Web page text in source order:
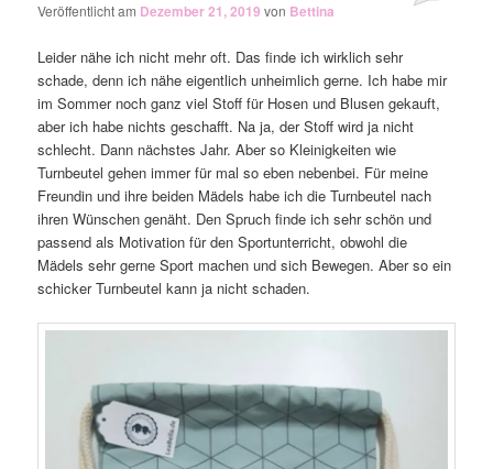
Veröffentlicht am Dezember 21, 2019 von Bettina
Leider nähe ich nicht mehr oft. Das finde ich wirklich sehr
schade, denn ich nähe eigentlich unheimlich gerne. Ich habe mir
im Sommer noch ganz viel Stoff für Hosen und Blusen gekauft,
aber ich habe nichts geschafft. Na ja, der Stoff wird ja nicht
schlecht. Dann nächstes Jahr. Aber so Kleinigkeiten wie
Turnbeutel gehen immer für mal so eben nebenbei. Für meine
Freundin und ihre beiden Mädels habe ich die Turnbeutel nach
ihren Wünschen genäht. Den Spruch finde ich sehr schön und
passend als Motivation für den Sportunterricht, obwohl die
Mädels sehr gerne Sport machen und sich Bewegen. Aber so ein
schicker Turnbeutel kann ja nicht schaden.